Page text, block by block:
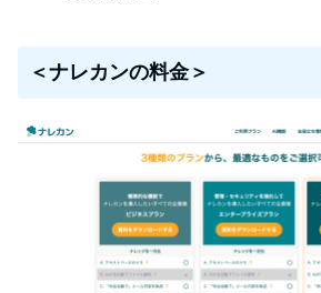
＜ナレカンの料金＞